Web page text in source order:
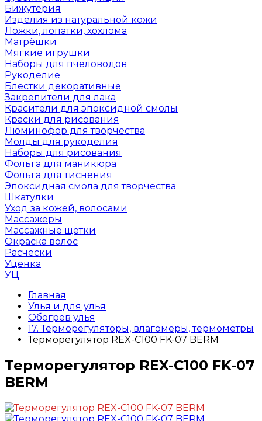
Бижутерия
Изделия из натуральной кожи
Ложки, лопатки, хохлома
Матрёшки
Мягкие игрушки
Наборы для пчеловодов
Рукоделие
Блестки декоративные
Закрепители для лака
Красители для эпоксидной смолы
Краски для рисования
Люминофор для творчества
Молды для рукоделия
Наборы для рисования
Фольга для маникюра
Фольга для тиснения
Эпоксидная смола для творчества
Шкатулки
Уход за кожей, волосами
Массажеры
Массажные щетки
Окраска волос
Расчески
Уценка
УЦ
Главная
Улья и для улья
Обогрев улья
17. Терморегуляторы, влагомеры, термометры
Терморегулятор REX-C100 FK-07 BERM
Терморегулятор REX-C100 FK-07
BERM